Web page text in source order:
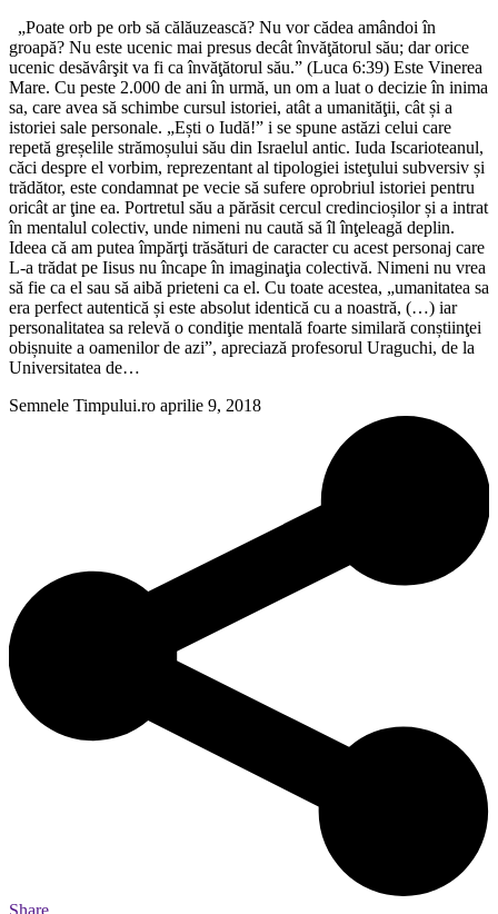
„Poate orb pe orb să călăuzească? Nu vor cădea amândoi în
groapă? Nu este ucenic mai presus decât învăţătorul său; dar orice
ucenic desăvârşit va fi ca învăţătorul său.” (Luca 6:39) Este Vinerea
Mare. Cu peste 2.000 de ani în urmă, un om a luat o decizie în inima
sa, care avea să schimbe cursul istoriei, atât a umanităţii, cât și a
istoriei sale personale. „Ești o Iudă!” i se spune astăzi celui care
repetă greșelile strămoșului său din Israelul antic. Iuda Iscarioteanul,
căci despre el vorbim, reprezentant al tipologiei isteţului subversiv și
trădător, este condamnat pe vecie să sufere oprobriul istoriei pentru
oricât ar ţine ea. Portretul său a părăsit cercul credincioșilor și a intrat
în mentalul colectiv, unde nimeni nu caută să îl înţeleagă deplin.
Ideea că am putea împărţi trăsături de caracter cu acest personaj care
L-a trădat pe Iisus nu încape în imaginaţia colectivă. Nimeni nu vrea
să fie ca el sau să aibă prieteni ca el. Cu toate acestea, „umanitatea sa
era perfect autentică și este absolut identică cu a noastră, (…) iar
personalitatea sa relevă o condiţie mentală foarte similară conștiinţei
obișnuite a oamenilor de azi”, apreciază profesorul Uraguchi, de la
Universitatea de…
Semnele Timpului.ro aprilie 9, 2018
Share